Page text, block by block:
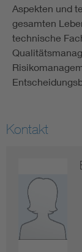
Aspekten und
gesamten
technische
Kontakt